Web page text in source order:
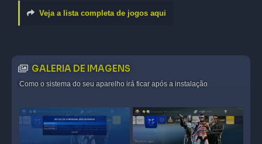
Veja a lista completa de jogos aqui
GALERIA DE IMAGENS
Como o sistema do seu aparelho irá ficar após a instalação